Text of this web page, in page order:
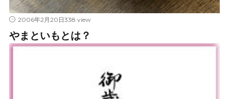
2006年2月20日338 view
やまといもとは？